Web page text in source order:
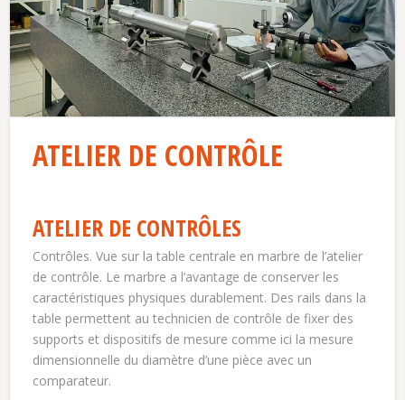
ATELIER DE CONTRÔLE
ATELIER DE CONTRÔLES
Contrôles. Vue sur la table centrale en marbre de l’atelier
de contrôle. Le marbre a l’avantage de conserver les
caractéristiques physiques durablement. Des rails dans la
table permettent au technicien de contrôle de fixer des
supports et dispositifs de mesure comme ici la mesure
dimensionnelle du diamètre d’une pièce avec un
comparateur.